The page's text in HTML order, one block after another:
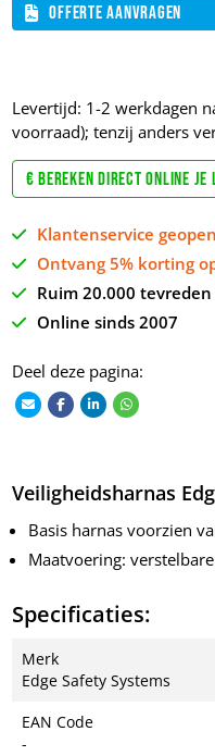
Offerte aanvragen
Levertijd: 1-2 werkdagen
voorraad); tenzij anders
€ Bereken direct online je
Klantenservice
Ontvang 5% korting
Ruim 20.000
Online sinds 2007
Deel deze pagina:
Veiligheidsharnas
Basis harnas voorzien
Maatvoering:
Specificaties:
Merk
Edge Safety Systems
EAN Code
-